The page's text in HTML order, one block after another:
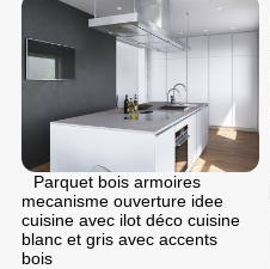
Parquet bois armoires
mecanisme ouverture idee
cuisine avec ilot déco cuisine
blanc et gris avec accents
bois